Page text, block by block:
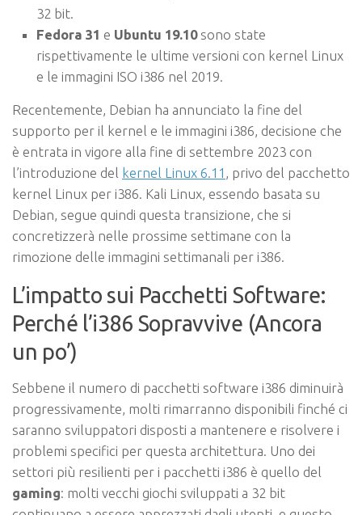
32 bit.
Fedora 31 e Ubuntu 19.10sono state
rispettivamente le ultime versioni con kernel Linux
e le immagini ISO i386 nel 2019.
Recentemente, Debian ha annunciato la fine del
supporto per il kernel e le immagini i386, decisione che
è entrata in vigore alla fine di settembre 2023 con
l’introduzione del kernel Linux 6.11 , privo del pacchetto
kernel Linux per i386. Kali Linux, essendo basata su
Debian, segue quindi questa transizione, che si
concretizzerà nelle prossime settimane con la
rimozione delle immagini settimanali per i386.
L’impatto sui Pacchetti Software:
Perché l’i386 Sopravvive (Ancora
un po’)
Sebbene il numero di pacchetti software i386 diminuirà
progressivamente, molti rimarranno disponibili finché ci
saranno sviluppatori disposti a mantenere e risolvere i
problemi specifici per questa architettura. Uno dei
settori più resilienti per i pacchetti i386 è quello del
gaming: molti vecchi giochi sviluppati a 32 bit